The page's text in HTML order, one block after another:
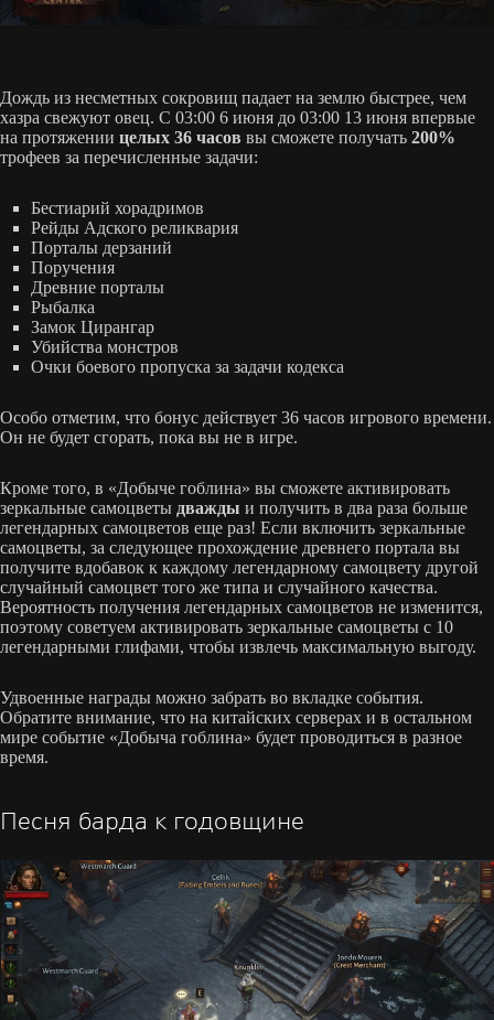
Дождь из несметных сокровищ падает на землю быстрее, чем
хазра свежуют овец. С 03:00 6 июня до 03:00 13 июня впервые
на протяжении целых 36 часов вы сможете получать 200%
трофеев за перечисленные задачи:
Бестиарий хорадримов
Рейды Адского реликвария
Порталы дерзаний
Поручения
Древние порталы
Рыбалка
Замок Цирангар
Убийства монстров
Очки боевого пропуска за задачи кодекса
Особо отметим, что бонус действует 36 часов игрового времени.
Он не будет сгорать, пока вы не в игре.
Кроме того, в «Добыче гоблина» вы сможете активировать
зеркальные самоцветы дважды и получить в два раза больше
легендарных самоцветов еще раз! Если включить зеркальные
самоцветы, за следующее прохождение древнего портала вы
получите вдобавок к каждому легендарному самоцвету другой
случайный самоцвет того же типа и случайного качества.
Вероятность получения легендарных самоцветов не изменится,
поэтому советуем активировать зеркальные самоцветы с 10
легендарными глифами, чтобы извлечь максимальную выгоду.
Удвоенные награды можно забрать во вкладке события.
Обратите внимание, что на китайских серверах и в остальном
мире событие «Добыча гоблина» будет проводиться в разное
время.
Песня барда к годовщине